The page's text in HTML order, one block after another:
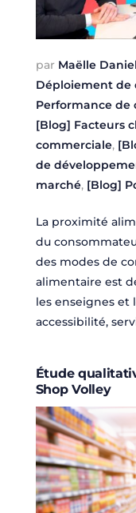
par Maëlle Daniel
Déploiement de
Performance de
[Blog] Facteurs
commerciale,
de
marché, [Blog]
La proximité
du
des modes de
alimentaire est
les enseignes et
accessibilité,
Étude
Shop Volley